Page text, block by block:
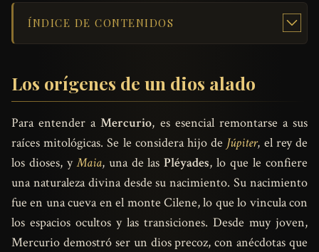
ÍNDICE DE CONTENIDOS
Los orígenes de un dios alado
Para entender aMercurio, es esencial remontarse a sus
raíces mitológicas. Se le considera hijo de Júpiter, el rey de
los dioses, yMaia, una de lasPléyades, lo que le confiere
una naturaleza divina desde su nacimiento. Su nacimiento
fue en una cueva en el monte Cilene, lo que lo vincula con
los espacios ocultos y las transiciones. Desde muy joven,
Mercurio demostró ser un dios precoz, con anécdotas que